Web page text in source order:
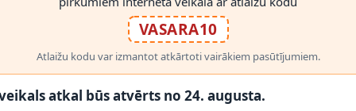
RĀDĪT VAIRĀK
VASARA10
Atlaižu kodu var izmantot atkārtoti vairākiem pasūtījumiem.
atkal būs atvērts no 24. augusta.